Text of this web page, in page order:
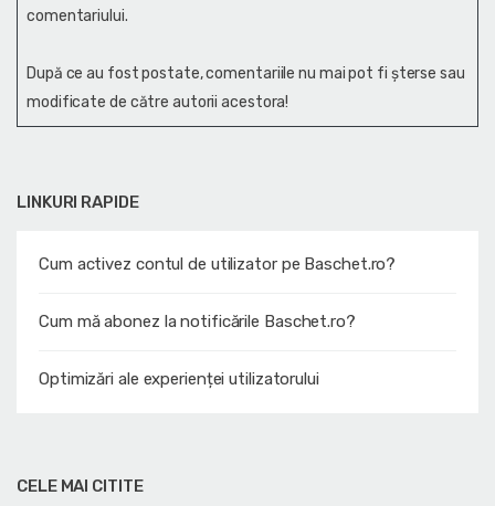
LINKURI RAPIDE
Cum activez contul de utilizator pe Baschet.ro?
Cum mă abonez la notificările Baschet.ro?
Optimizări ale experienței utilizatorului
comentariului.
După ce au fost postate, comentariile nu mai pot fi șterse sau
modificate de către autorii acestora!
CELE MAI CITITE